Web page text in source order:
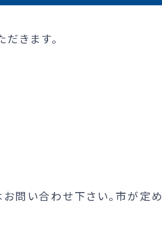
きます。
問い合わせ下さい。市が定め